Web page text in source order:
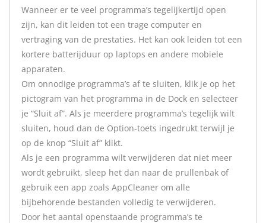
Wanneer er te veel programma’s tegelijkertijd open
zijn, kan dit leiden tot een trage computer en
vertraging van de prestaties. Het kan ook leiden tot een
kortere batterijduur op laptops en andere mobiele
apparaten.
Om onnodige programma’s af te sluiten, klik je op het
pictogram van het programma in de Dock en selecteer
je “Sluit af”. Als je meerdere programma’s tegelijk wilt
sluiten, houd dan de Option-toets ingedrukt terwijl je
op de knop “Sluit af” klikt.
Als je een programma wilt verwijderen dat niet meer
wordt gebruikt, sleep het dan naar de prullenbak of
gebruik een app zoals AppCleaner om alle
bijbehorende bestanden volledig te verwijderen.
Door het aantal openstaande programma’s te